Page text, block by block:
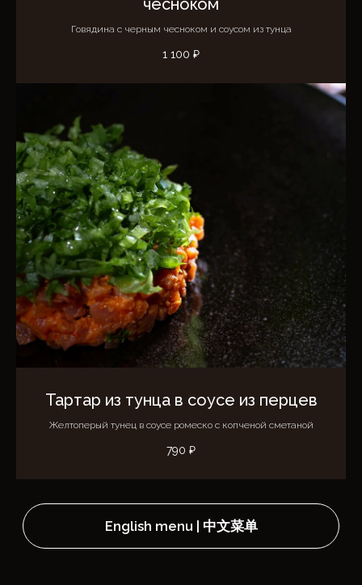
чесноком
Говядина с черным чесноком и соусом из тунца
1 100 ₽
Тартар из тунца в соусе из перцев
Желтоперый тунец в соусе ромеско с копченой сметаной
790 ₽
Забронируйте стол
в ресторанеAmba
Свяжемся с вами сразу после
получения заявки и уточним
все детали
+7